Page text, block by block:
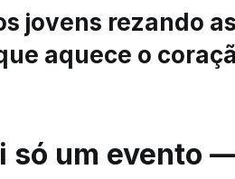
jovens rezando
aquece o
só um evento